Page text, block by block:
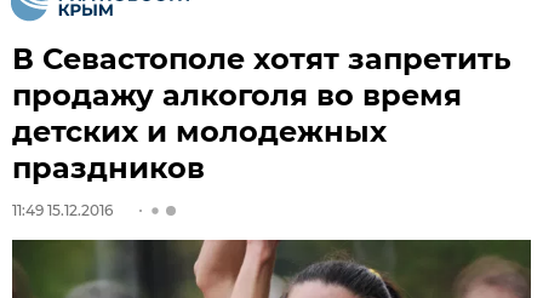
В Севастополе хотят запретить
продажу алкоголя во время
детских и молодежных
праздников
11:49 15.12.2016